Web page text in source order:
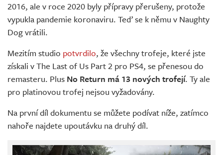
2016, ale v roce 2020 byly přípravy přerušeny, protože
vypukla pandemie koronaviru. Teď se k němu v Naughty
Dog vrátili.
Mezitím studio potvrdilo, že všechny trofeje, které jste
získali v The Last of Us Part 2 pro PS4, se přenesou do
remasteru. Plus No Return má 13 nových trofejí. Ty ale
pro platinovou trofej nejsou vyžadovány.
Na první díl dokumentu se můžete podívat níže, zatímco
nahoře najdete upoutávku na druhý díl.